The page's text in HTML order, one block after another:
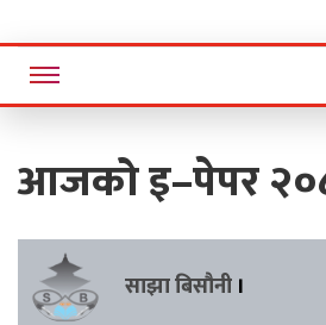
आजको इ–पेपर
साझा बिसौनी ।